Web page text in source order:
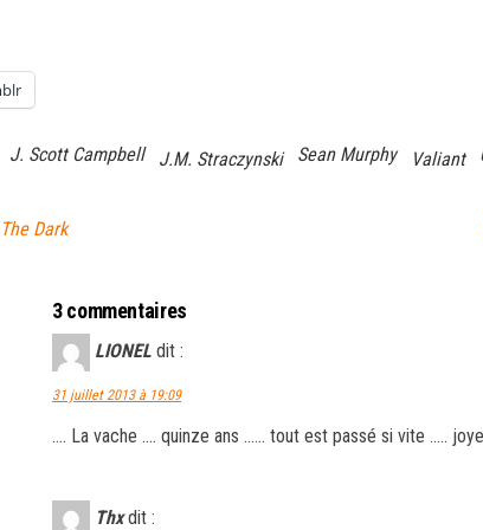
J. Scott Campbell J.M. Straczynski Sean Murphy Valiant
Dark
3 commentaires
LIONEL dit :
31 juillet 2013 à 19:09
…. La vache …. quinze ans …… tout est passé si vite …..
Thx dit :